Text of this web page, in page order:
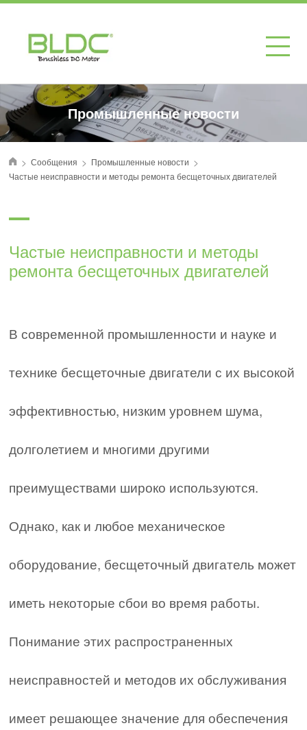
Промышленные новости
首页
> Сообщения > Промышленные новости >
Частые неисправности и методы ремонта бесщеточных двигателей
Частые неисправности и методы
ремонта бесщеточных двигателей
В современной промышленности и науке и
технике бесщеточные двигатели с их высокой
эффективностью, низким уровнем шума,
долголетием и многими другими
преимуществами широко используются.
Однако, как и любое механическое
оборудование, бесщеточный двигатель может
иметь некоторые сбои во время работы.
Понимание этих распространенных
неисправностей и методов их обслуживания
имеет решающее значение для обеспечения